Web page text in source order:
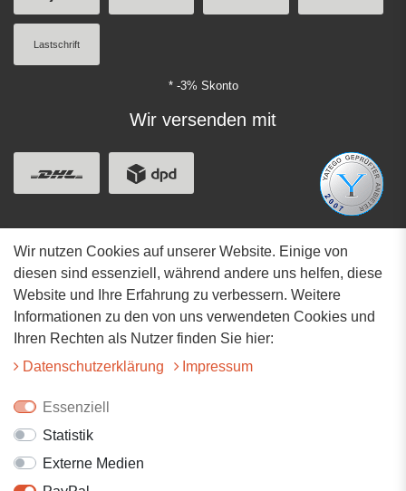
Lastschrift
* -3% Skonto
Wir versenden mit
Adresse
Hauptstrasse 34
73117 Wangen
07161-9566068
Wir nutzen Cookies auf unserer Website. Einige von
diesen sind essenziell, während andere uns helfen, diese
Website und Ihre Erfahrung zu verbessern. Weitere
Informationen zu den von uns verwendeten Cookies und
Ihren Rechten als Nutzer finden Sie hier:
Daten­schutz­erklärung
Impressum
Essenziell
Statistik
Externe Medien